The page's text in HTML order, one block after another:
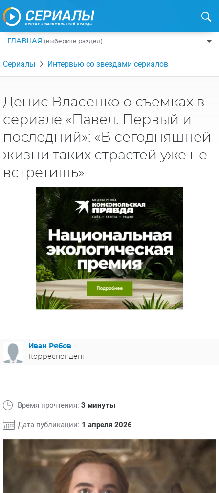
ГЛАВНАЯ (выберите раздел)
ПО ЖАНРАМ
КОМЕДИИ
ДРАМЫ
КРИМИНАЛ
ФАНТАСТИКА
МЕЛОДРАМЫ
США
ГЕРМАНИЯ
РЕЦЕНЗИИ
НА ВЫХОДНЫЕ
НОВОСТИ
ИНТЕРЕСНО
НОВОСТИ ТУРЕЦКИХ СЕРИАЛОВ
АЗИАТСКИЕ СЕРИАЛЫ
ИНТЕРВЬЮ
СВЕТСКИЕ НОВОСТИ
СПОЙЛЕРЫ ИЗ СЕРИАЛОВ
Сериалы Интервью со звездами сериалов
Денис Власенко о съемках в
сериале «Павел. Первый и
последний»: «В сегодняшней
жизни таких страстей уже не
встретишь»
Иван Рябов
Корреспондент
Время прочтения: 3 минуты
Дата публикации: 1 апреля 2026